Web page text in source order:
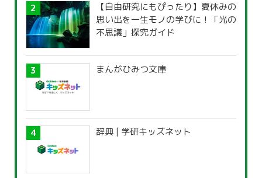
【自由研究にもぴったり】夏休みの
思い出を一生モノの学びに！「光の
不思議」探究ガイド
まんがひみつ文庫
辞典 | 学研キッズネット